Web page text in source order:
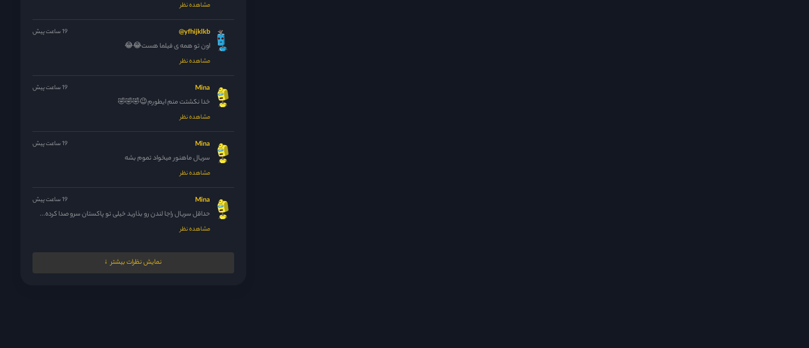
مشاهده نظر
yfhijklkb@ 19 ساعت پیش
اون تو همه ی فیلما هست😂😂
مشاهده نظر
Mina 19 ساعت پیش
خدا نکشتت منم ایطورم😉🤣🤣🤣
مشاهده نظر
Mina 19 ساعت پیش
سریال ماهنور میخواد تموم بشه
مشاهده نظر
Mina 19 ساعت پیش
حداقل سریال راجا لندن رو بذارید خیلی تو پاکستان سرو صدا کرده...
مشاهده نظر
🤣😆🤣
نمایش نظرات بیشتر